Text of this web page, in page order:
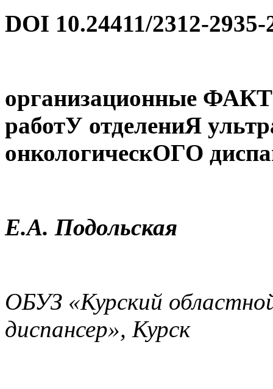
DOI 10.24411/2312-
организационные
работУ отделениЯ
онкологическОГО
Е.А. Подольская
ОБУЗ «Курский
диспансер», Курск